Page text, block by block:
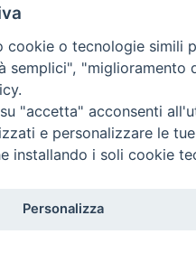
riservati - Vita
cookie o tecnologie simili
semplici", "miglioramento
"accetta" acconsenti
e personalizzare le
installando i soli cookie
Personalizza